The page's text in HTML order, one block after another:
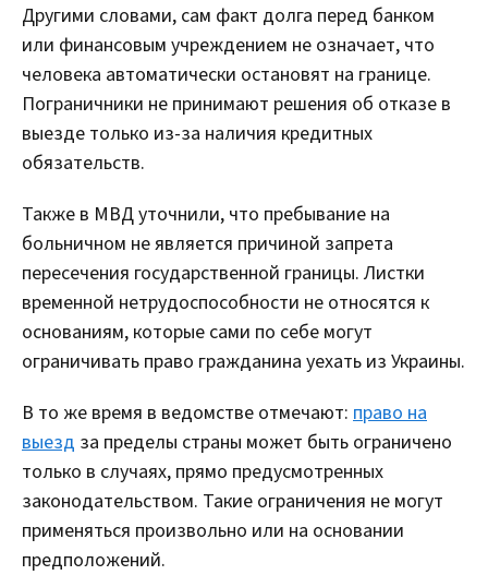
Другими словами, сам факт долга перед банком
или финансовым учреждением не означает, что
человека автоматически остановят на границе.
Пограничники не принимают решения об отказе в
выезде только из-за наличия кредитных
обязательств.
Также в МВД уточнили, что пребывание на
больничном не является причиной запрета
пересечения государственной границы. Листки
временной нетрудоспособности не относятся к
основаниям, которые сами по себе могут
ограничивать право гражданина уехать из Украины.
В то же время в ведомстве отмечают: право на
выезд за пределы страны может быть ограничено
только в случаях, прямо предусмотренных
законодательством. Такие ограничения не могут
применяться произвольно или на основании
предположений.